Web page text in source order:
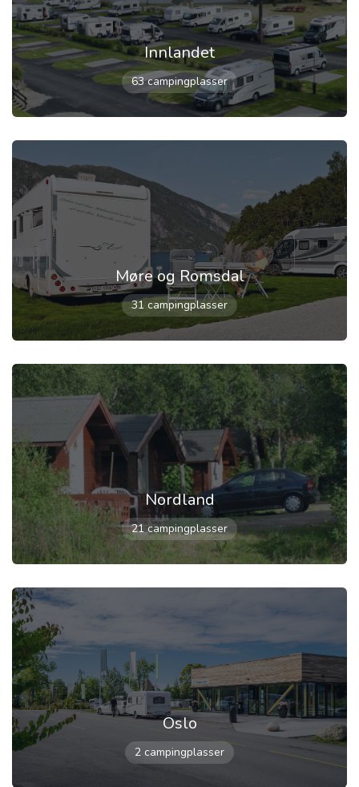
Innlandet
63 campingplasser
Møre og Romsdal
31 campingplasser
Nordland
21 campingplasser
Oslo
2 campingplasser